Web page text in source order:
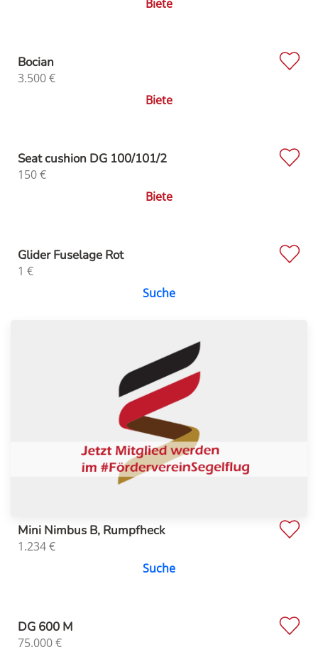
Biete
Bocian
3.500€
Biete
Seat cushion DG 100/101/2
150€
Biete
Glider Fuselage Rot
1 €
Suche
Mini Nimbus B, Rumpfheck
1.234€
Suche
DG 600 M
75.000€